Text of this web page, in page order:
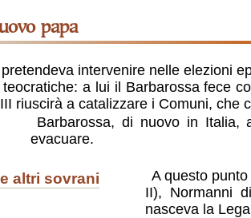
papa
intervenire nelle elezioni
a lui il Barbarossa fece
riuscirà a catalizzare i Comuni, che
Barbarossa, di nuovo in Italia, assedia e distrugge Milano (1162), dopo averla fatta
evacuare.
altri sovrani
A questo punto il Papa coinvolge Francia (Luigi VII), Inghilterra (Enrico
II), Normanni
nasceva la